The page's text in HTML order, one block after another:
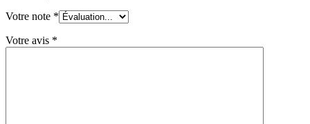
Votre note *
Votre avis *